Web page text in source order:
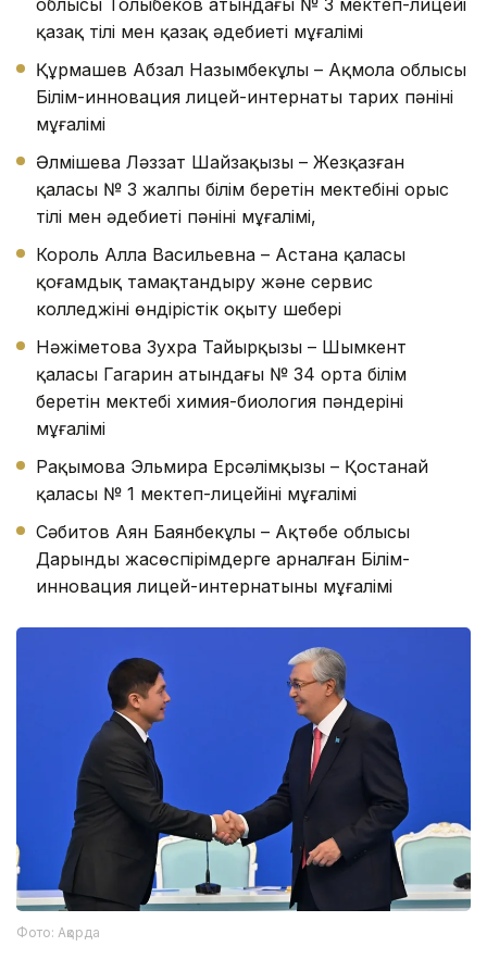
қазақ тілі мен қазақ әдебиеті мұғалімі
Құрмашев Абзал Назымбекұлы – Ақмола облысы
Білім-инновация лицей-интернаты тарих пәнінің
мұғалімі
Әлмішева Ләззат Шайзақызы – Жезқазған
қаласы № 3 жалпы білім беретін мектебінің орыс
тілі мен әдебиеті пәнінің мұғалімі,
Король Алла Васильевна – Астана қаласы
қоғамдық тамақтандыру және сервис
колледжінің өндірістік оқыту шебері
Нәжіметова Зухра Тайырқызы – Шымкент
қаласы Гагарин атындағы № 34 орта білім
беретін мектебі химия-биология пәндерінің
мұғалімі
Рақымова Эльмира Ерсәлімқызы – Қостанай
қаласы № 1 мектеп-лицейінің мұғалімі
Сәбитов Аян Баянбекұлы – Ақтөбе облысы
Дарынды жасөспірімдерге арналған Білім-
инновация лицей-интернатының мұғалімі
Фото: Ақорда